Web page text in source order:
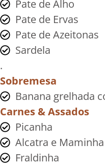
Pate de Alho
Pate de Ervas
Pate de Azeitonas
Sardela
.
Sobremesa
Banana grelhada
Carnes & Assados
Picanha
Alcatra e Maminha
Fraldinha